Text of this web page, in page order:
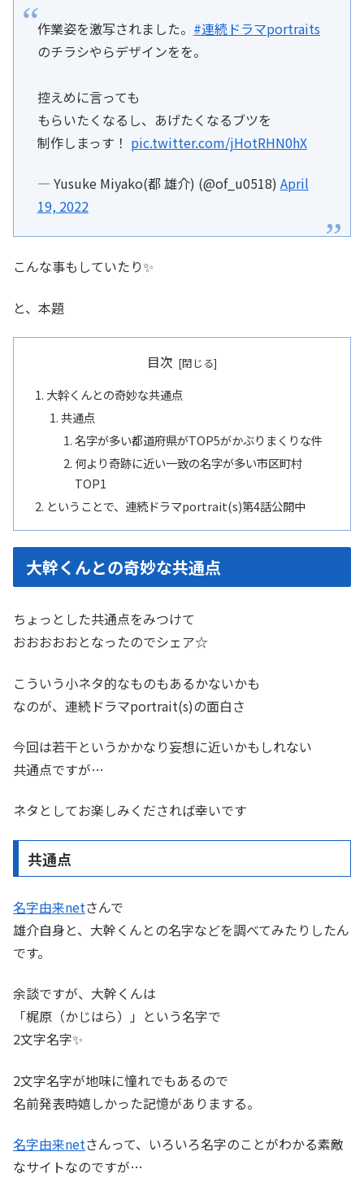
作業姿を激写されました。 #連続ドラマportraits
のチラシやらデザインをを。
控えめに言っても
もらいたくなるし、あげたくなるブツを
制作しまっす！ pic.twitter.com/jHotRHN0hX
— Yusuke Miyako(都 雄介) (@of_u0518) April
19, 2022
こんな事もしていたり✨
と、本題
目次
大幹くんとの奇妙な共通点
共通点
名字が多い都道府県がTOP5がかぶりまくりな件
何より奇跡に近い一致の名字が多い市区町村
TOP1
ということで、連続ドラマportrait(s)第4話公開中
大幹くんとの奇妙な共通点
ちょっとした共通点をみつけて
おおおおおとなったのでシェア☆
こういう小ネタ的なものもあるかないかも
なのが、連続ドラマportrait(s)の面白さ
今回は若干というかかなり妄想に近いかもしれない
共通点ですが…
ネタとしてお楽しみくだされば幸いです
共通点
名字由来netさんで
雄介自身と、大幹くんとの名字などを調べてみたりしたん
です。
余談ですが、大幹くんは
「梶原（かじはら）」という名字で
2文字名字✨
2文字名字が地味に憧れでもあるので
名前発表時嬉しかった記憶がありまする。
名字由来netさんって、いろいろ名字のことがわかる素敵
なサイトなのですが…